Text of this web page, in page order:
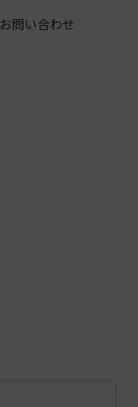
お問い合わせ